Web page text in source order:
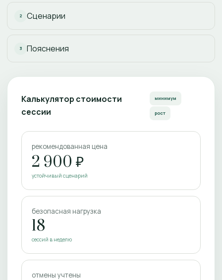
2 Сценарии
3 Пояснения
Калькулятор стоимости
сессии
минимум
рост
рекомендованная цена
2 900 ₽
устойчивый сценарий
безопасная нагрузка
18
сессий в неделю
отмены учтены